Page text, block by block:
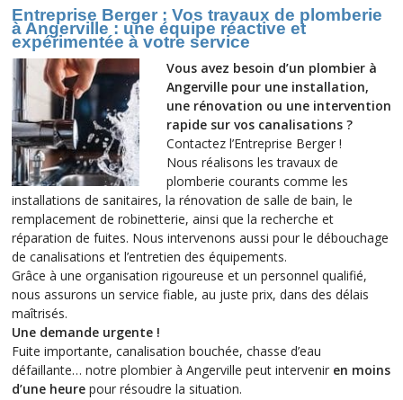
Entreprise Berger : Vos travaux de plomberie
à Angerville : une équipe réactive et
expérimentée à votre service
Vous avez besoin d’un plombier à
Angerville pour une installation,
une rénovation ou une intervention
rapide sur vos canalisations ?
Contactez l’Entreprise Berger !
Nous réalisons les travaux de
plomberie courants comme les
installations de sanitaires, la rénovation de salle de bain, le
remplacement de robinetterie, ainsi que la recherche et
réparation de fuites. Nous intervenons aussi pour le débouchage
de canalisations et l’entretien des équipements.
Grâce à une organisation rigoureuse et un personnel qualifié,
nous assurons un service fiable, au juste prix, dans des délais
maîtrisés.
Une demande urgente !
Fuite importante, canalisation bouchée, chasse d’eau
défaillante… notre plombier à Angerville peut intervenir en moins
d’une heure pour résoudre la situation.